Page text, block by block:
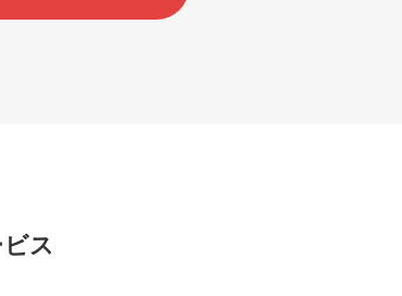
ス